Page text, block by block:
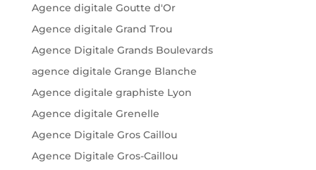
Agence digitale Goutte d'Or
Agence digitale Grand Trou
Agence Digitale Grands Boulevards
agence digitale Grange Blanche
Agence digitale graphiste Lyon
Agence digitale Grenelle
Agence Digitale Gros Caillou
Agence Digitale Gros-Caillou